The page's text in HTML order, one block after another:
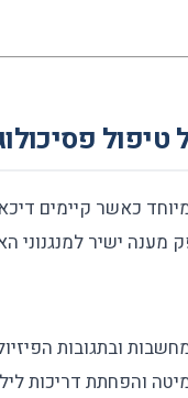
כאשר קיימים
ישיר למנגנוני
ובתגובות
והפחתת דריכות